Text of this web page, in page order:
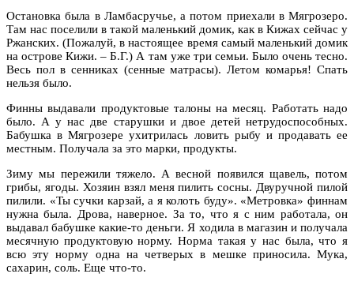
Остановка была в Ламбасручье, а потом приехали в Мягрозеро.
Там нас поселили в такой маленький домик, как в Кижах сейчас у
Ржанских. (Пожалуй, в настоящее время самый маленький домик
на острове Кижи. – Б.Г.) А там уже три семьи. Было очень тесно.
Весь пол в сенниках (сенные матрасы). Летом комарья! Спать
нельзя было.
Финны выдавали продуктовые талоны на месяц. Работать надо
было. А у нас две старушки и двое детей нетрудоспособных.
Бабушка в Мягрозере ухитрилась ловить рыбу и продавать ее
местным. Получала за это марки, продукты.
Зиму мы пережили тяжело. А весной появился щавель, потом
грибы, ягоды. Хозяин взял меня пилить сосны. Двуручной пилой
пилили. «Ты сучки карзай, а я колоть буду». «Метровка» финнам
нужна была. Дрова, наверное. За то, что я с ним работала, он
выдавал бабушке какие-то деньги. Я ходила в магазин и получала
месячную продуктовую норму. Норма такая у нас была, что я
всю эту норму одна на четверых в мешке приносила. Мука,
сахарин, соль. Еще что-то.